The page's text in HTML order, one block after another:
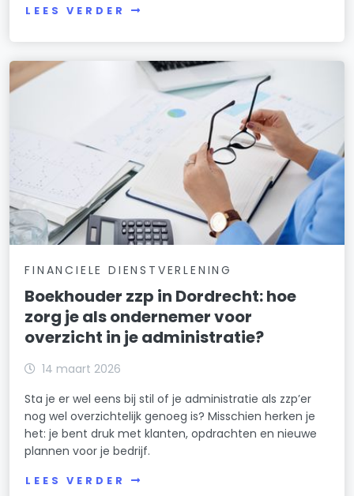
LEES VERDER
FINANCIELE DIENSTVERLENING
Boekhouder zzp in Dordrecht: hoe
zorg je als ondernemer voor
overzicht in je administratie?
14 maart 2026
Sta je er wel eens bij stil of je administratie als zzp’er
nog wel overzichtelijk genoeg is? Misschien herken je
het: je bent druk met klanten, opdrachten en nieuwe
plannen voor je bedrijf.
LEES VERDER